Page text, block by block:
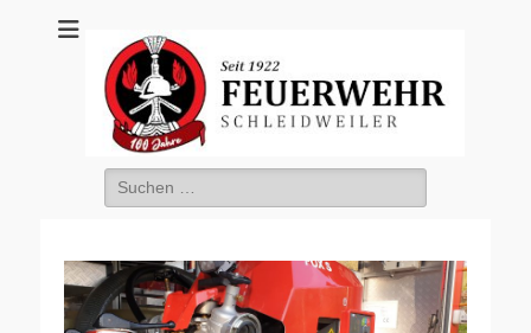
Feuerwehr
Schleidweiler
Suche
nach: